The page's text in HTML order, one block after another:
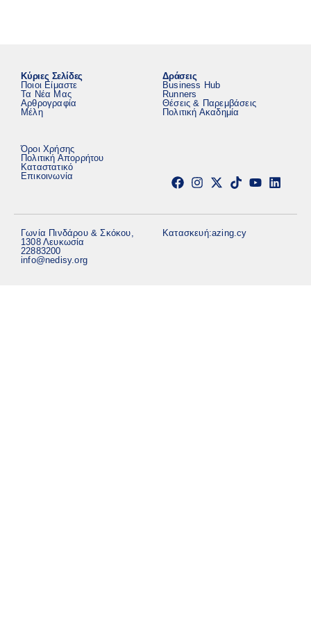
Κύριες Σελίδες
Ποιοι Είμαστε
Τα Νέα Μας
Αρθρογραφία
Μέλη
Δράσεις
Business Hub
Runners
Θέσεις & Παρεμβάσεις
Πολιτική Ακαδημία
Όροι Χρήσης
Πολιτική Απορρήτου
Καταστατικό
Επικοινωνία
Γωνία Πινδάρου & Σκόκου,
1308 Λευκωσία
22883200
info@nedisy.org
Κατασκευή:azing.cy